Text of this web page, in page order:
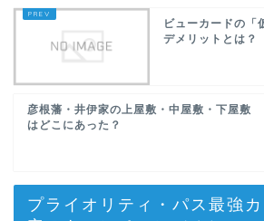
ビューカードの「
デメリットとは？
彦根藩・井伊家の上屋敷・中屋敷・下屋敷
はどこにあった？
プライオリティ・パス最強